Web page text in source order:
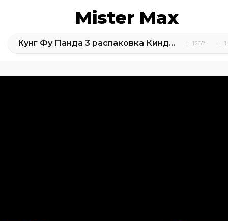
Mister Max
Кунг Фу Панда 3 распаковка Киндеров 1287